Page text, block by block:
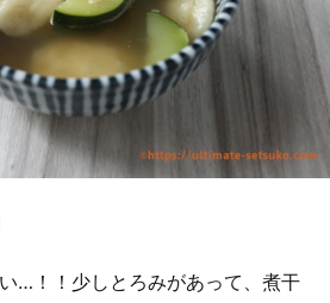
…！！少しとろみがあって、煮干